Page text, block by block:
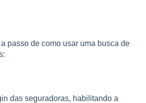
passo de como usar uma busca de
das seguradoras, habilitando a